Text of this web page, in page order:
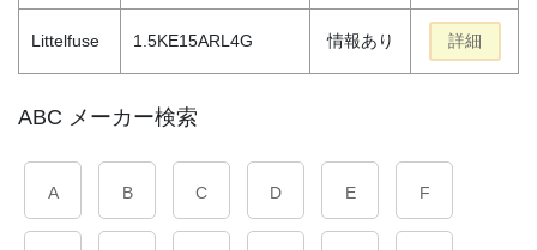
Littelfuse 1.5KE15ARL4G 情報あり 詳細
ABC メーカー検索
A B C D E F